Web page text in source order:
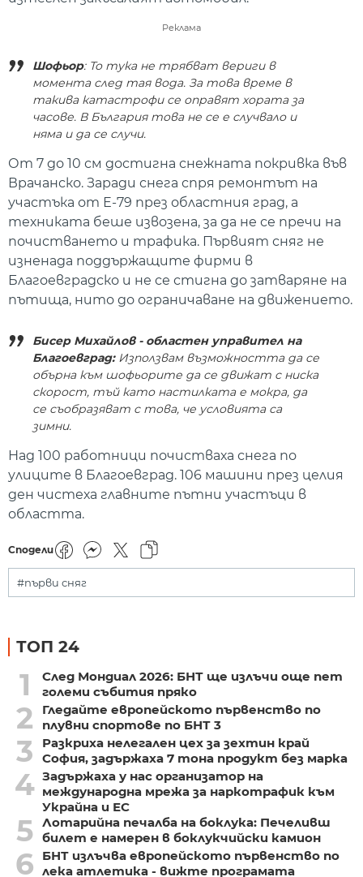
Реклама
Шофьор: То тука не трябват вериги в
момента след тая вода. За това време в
такива катастрофи се оправят хората за
часове. В България това не се е случвало и
няма и да се случи.
От 7 до 10 см достигна снежната покривка във
Врачанско. Заради снега спря ремонтът на
участъка от Е-79 през областния град, а
техниката беше извозена, за да не се пречи на
почистването и трафика. Първият сняг не
изненада поддържащите фирми в
Благоевградско и не се стигна до затваряне на
пътища, нито до ограничаване на движението.
Бисер Михайлов - областен управител на
Благоевград: Използвам възможността да се
обърна към шофьорите да се движат с ниска
скорост, тъй като настилката е мокра, да
се съобразяват с това, че условията са
зимни.
Над 100 работници почистваха снега по
улиците в Благоевград. 106 машини през целия
ден чистеха главните пътни участъци в
областта.
Сподели
#първи сняг
ТОП 24
1
След Мондиал 2026: БНТ ще излъчи още пет
големи събития пряко
2
Гледайте европейското първенство по
плувни спортове по БНТ 3
3
Разкриха нелегален цех за зехтин край
София, задържаха 7 тона продукт без марка
4 Задържаха у нас организатор на
международна мрежа за наркотрафик към
Украйна и ЕС
5 Лотарийна печалба на боклука: Печеливш
билет е намерен в боклукчийски камион
6
БНТ излъчва европейското първенство по
лека атлетика - вижте програмата